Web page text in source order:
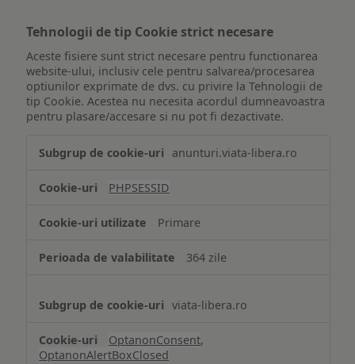
Tehnologii de tip Cookie strict necesare
Aceste fisiere sunt strict necesare pentru functionarea
website-ului, inclusiv cele pentru salvarea/procesarea
optiunilor exprimate de dvs. cu privire la Tehnologii de
tip Cookie. Acestea nu necesita acordul dumneavoastra
pentru plasare/accesare si nu pot fi dezactivate.
de
Cookie
necesare
anunturi.viata-libera.ro
PHPSESSID
Primare
364 zile
viata-libera.ro
OptanonConsent,
OptanonAlertBoxClosed